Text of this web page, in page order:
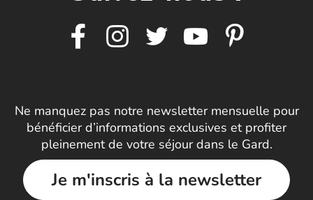
Ne manquez pas notre newsletter mensuelle pour
bénéficier d’informations exclusives et profiter
pleinement de votre séjour dans le Gard.
Je m'inscris à la newsletter